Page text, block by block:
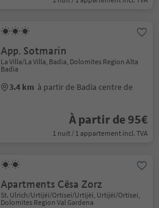
App. Sotmarin
La Villa/La Villa, Badia, Dolomites Region Alta
Badia
3.4 km à partir de Badia centre de
À partir de 95€
1 nuit / 1 appartement incl. TVA
Apartments Cësa Zorz
St. Ulrich/Urtijëi/Ortisei/Urtijëi, Urtijëi/Ortisei,
Dolomites Region Val Gardena